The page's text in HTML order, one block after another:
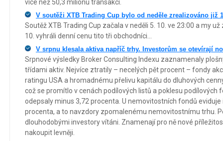
více než 50,3 milionu transakcí.
V soutěži XTB Trading Cup bylo od neděle zrealizováno již
Soutěž XTB Trading Cup začala v neděli 5. 10. ve 23:00 a my
10. vyhráli denní cenu tito tři obchodníci...
V srpnu klesala aktiva napříč trhy. Investorům se otevírají
Srpnové výsledky Broker Consulting Indexu zaznamenaly
třídami aktiv. Nejvíce ztratily – necelých pět procent – fondy
ratingu USA a hromadnému přelivu kapitálu do dluhových
což se promítlo v cenách podílových listů a poklesu podílových
odepsaly minus 3,72 procenta. U nemovitostních fondů
procenta, a to navzdory zpomalenému nemovitostnímu trhu.
dlouhodobými investory vítáni. Znamenají pro ně nové
nakoupit levněji.